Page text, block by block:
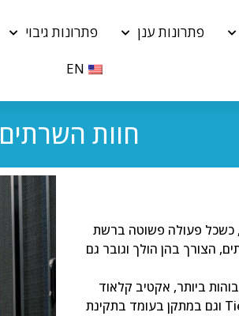
פתרונות ענן פתרונות גיבוי
EN
חוות השרתים
כשכל פעולה פשוטה ברשת
הצורך בהן הולך וגובר גם
ביותר, אקטיב קלאוד
מאחסנת את השרתים שלה בחוות השרתים מתקדמות בתקינת Tier III וגם במתקן בעומד בתקינת